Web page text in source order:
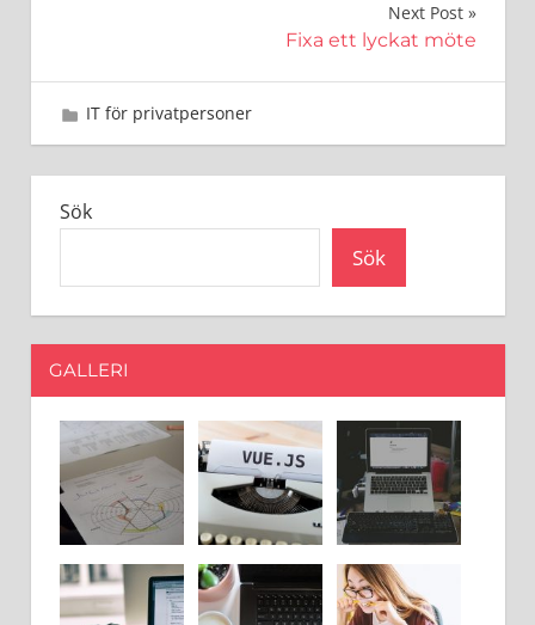
Next Post
Fixa ett lyckat möte
11 augusti 2024
admin
IT för privatpersoner
Sök
Sök
GALLERI